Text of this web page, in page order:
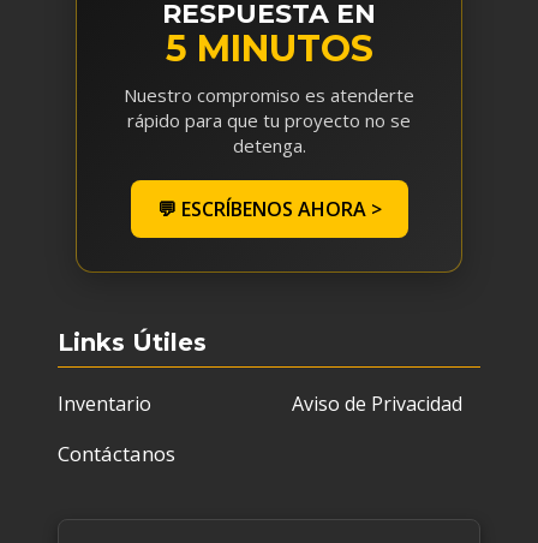
RESPUESTA EN
5 MINUTOS
Nuestro compromiso es atenderte
rápido para que tu proyecto no se
detenga.
💬 ESCRÍBENOS AHORA >
Links Útiles
Inventario
Contáctanos
Aviso de Privacidad